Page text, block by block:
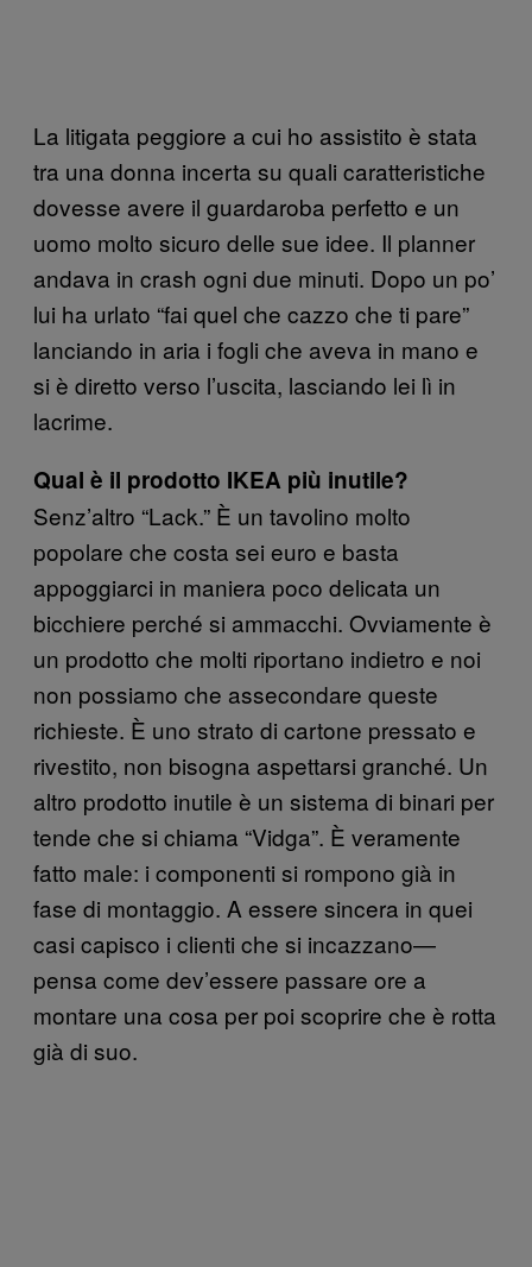
La litigata peggiore a cui ho assistito è stata
tra una donna incerta su quali caratteristiche
dovesse avere il guardaroba perfetto e un
uomo molto sicuro delle sue idee. Il planner
andava in crash ogni due minuti. Dopo un po’
lui ha urlato “fai quel che cazzo che ti pare”
lanciando in aria i fogli che aveva in mano e
si è diretto verso l’uscita, lasciando lei lì in
lacrime.
Qual è il prodotto IKEA più inutile?
Senz’altro “Lack.” È un tavolino molto
popolare che costa sei euro e basta
appoggiarci in maniera poco delicata un
bicchiere perché si ammacchi. Ovviamente è
un prodotto che molti riportano indietro e noi
non possiamo che assecondare queste
richieste. È uno strato di cartone pressato e
rivestito, non bisogna aspettarsi granché. Un
altro prodotto inutile è un sistema di binari per
tende che si chiama “Vidga”. È veramente
fatto male: i componenti si rompono già in
fase di montaggio. A essere sincera in quei
casi capisco i clienti che si incazzano—
pensa come dev’essere passare ore a
montare una cosa per poi scoprire che è rotta
già di suo.